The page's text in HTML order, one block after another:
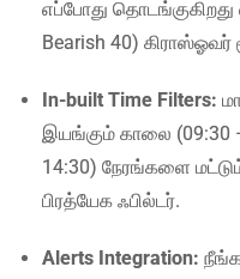
எப்போது
Bearish 40) கிராஸ்ஓவர்
In-built Time Filters:
இயங்கும் காலை (09:30
14:30) நேரங்களை
பிரத்யேக ஃபில்டர்.
Alerts Integration: